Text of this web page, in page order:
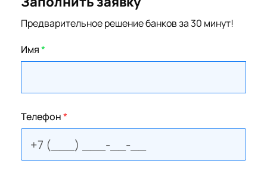
Предварительное решение банков за 30 минут!
Имя*
Телефон*